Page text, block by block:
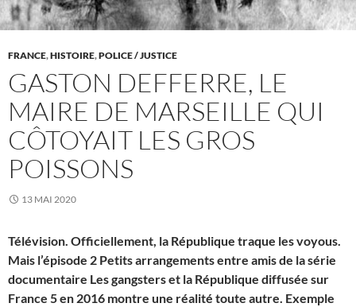
FRANCE,HISTOIRE,POLICE / JUSTICE
GASTON DEFFERRE, LE
MAIRE DE MARSEILLE QUI
CÔTOYAIT LES GROS
POISSONS
13 MAI 2020
Télévision. Officiellement, la République traque les voyous.
Mais l’épisode 2 Petits arrangements entre amis de la série
documentaire Les gangsters et la République diffusée sur
France 5 en 2016 montre une réalité toute autre. Exemple